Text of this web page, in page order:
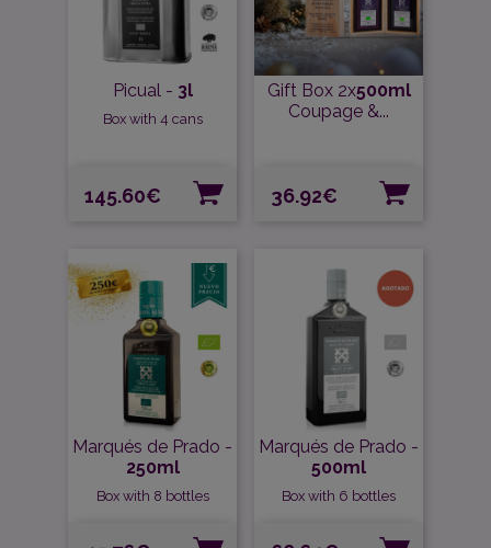
Picual - 3l
Box with 4 cans
Precio
145.60€
Gift Box 2x500ml
Coupage &...
Precio
36.92€
Marqués de Prado -
250ml
Box with 8 bottles
Marqués de Prado -
500ml
Box with 6 bottles